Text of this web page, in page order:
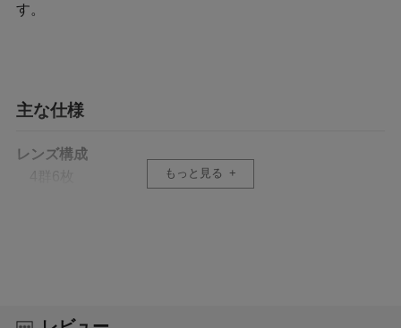
す。
主な仕様
レンズ構成
もっと見る